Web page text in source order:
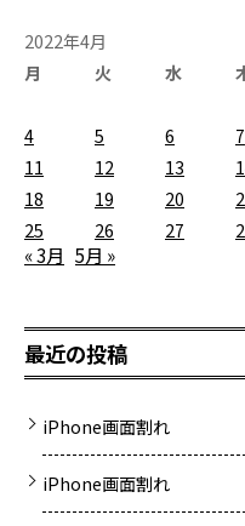
2022年4月
月
火 水
4
5 6 7
11
12 13
18
19 20
25
26 27
« 3月 5月 »
最近の投稿
iPhone画面割れ
iPhone画面割れ